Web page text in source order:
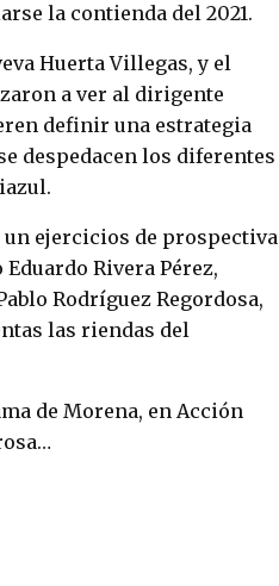
la contienda del 2021.
Huerta Villegas, y el
a ver al dirigente
definir una estrategia
despedacen los diferentes
ejercicios de prospectiva
Rivera Pérez,
Rodríguez Regordosa,
las riendas del
de Morena, en Acción